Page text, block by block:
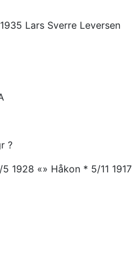
Lars Sverre Leversen
?
«» Håkon * 5/11